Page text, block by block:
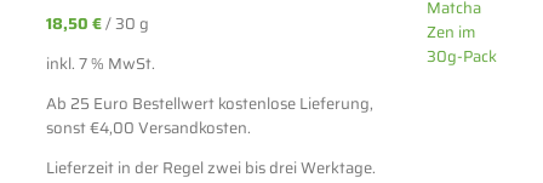
18,50€/30 g
inkl. 7 % MwSt.
Ab 25 Euro Bestellwert kostenlose Lieferung,
sonst €4,00 Versandkosten.
Lieferzeit in der Regel zwei bis drei Werktage.